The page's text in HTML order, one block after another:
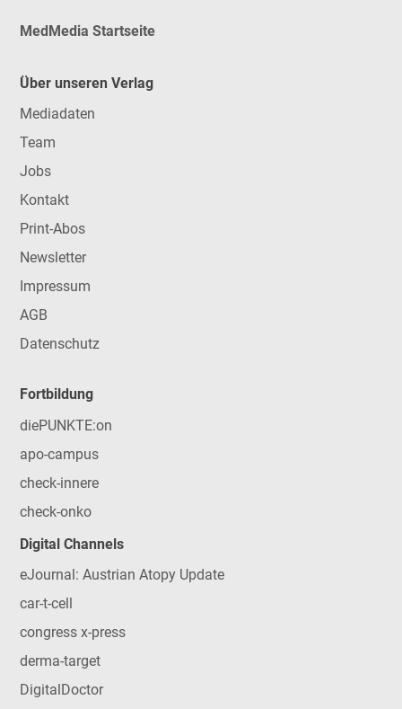
MedMedia Startseite
Über unseren Verlag
Mediadaten
Team
Jobs
Kontakt
Print-Abos
Newsletter
Impressum
AGB
Datenschutz
Fortbildung
diePUNKTE:on
apo-campus
check-innere
check-onko
Digital Channels
eJournal: Austrian Atopy Update
car-t-cell
congress x-press
derma-target
DigitalDoctor